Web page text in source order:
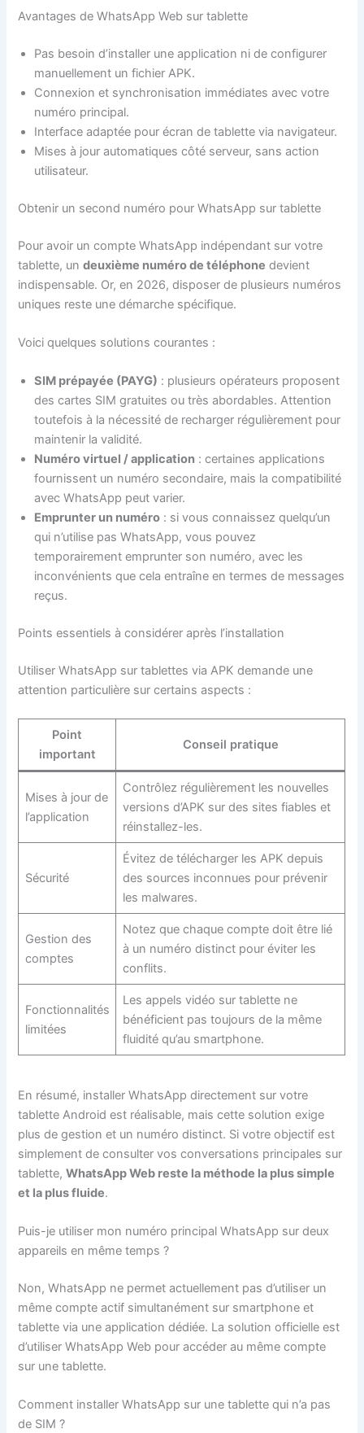
Avantages de WhatsApp Web sur tablette
Pas besoin d’installer une application ni de configurer
manuellement un fichier APK.
Connexion et synchronisation immédiates avec votre
numéro principal.
Interface adaptée pour écran de tablette via navigateur.
Mises à jour automatiques côté serveur, sans action
utilisateur.
Obtenir un second numéro pour WhatsApp sur tablette
Pour avoir un compte WhatsApp indépendant sur votre
tablette, undeuxième numéro de téléphone devient
indispensable. Or, en 2026, disposer de plusieurs numéros
uniques reste une démarche spécifique.
Voici quelques solutions courantes :
SIM prépayée (PAYG) : plusieurs opérateurs proposent
des cartes SIM gratuites ou très abordables. Attention
toutefois à la nécessité de recharger régulièrement pour
maintenir la validité.
Numéro virtuel / application : certaines applications
fournissent un numéro secondaire, mais la compatibilité
avec WhatsApp peut varier.
Emprunter un numéro : si vous connaissez quelqu’un
qui n’utilise pas WhatsApp, vous pouvez
temporairement emprunter son numéro, avec les
inconvénients que cela entraîne en termes de messages
reçus.
Points essentiels à considérer après l’installation
Utiliser WhatsApp sur tablettes via APK demande une
attention particulière sur certains aspects :
Point
important
Conseil pratique
Mises à jour de
l’application
Contrôlez régulièrement les nouvelles
versions d’APK sur des sites fiables et
réinstallez-les.
Sécurité
Évitez de télécharger les APK depuis
des sources inconnues pour prévenir
les malwares.
Gestion des
comptes
Notez que chaque compte doit être lié
à un numéro distinct pour éviter les
conflits.
Fonctionnalités
limitées
Les appels vidéo sur tablette ne
bénéficient pas toujours de la même
fluidité qu’au smartphone.
En résumé, installer WhatsApp directement sur votre
tablette Android est réalisable, mais cette solution exige
plus de gestion et un numéro distinct. Si votre objectif est
simplement de consulter vos conversations principales sur
tablette,WhatsApp Web reste la méthode la plus simple
et la plus fluide.
Puis-je utiliser mon numéro principal WhatsApp sur deux
appareils en même temps ?
Non, WhatsApp ne permet actuellement pas d’utiliser un
même compte actif simultanément sur smartphone et
tablette via une application dédiée. La solution officielle est
d’utiliser WhatsApp Web pour accéder au même compte
sur une tablette.
Comment installer WhatsApp sur une tablette qui n’a pas
de SIM ?